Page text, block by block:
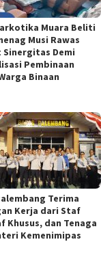
Muara Beliti
Musi Rawas
Sinergitas Demi
Pembinaan
Binaan
Terima
Kerja dari Staf
Khusus, dan Tenaga
Kemenimipas